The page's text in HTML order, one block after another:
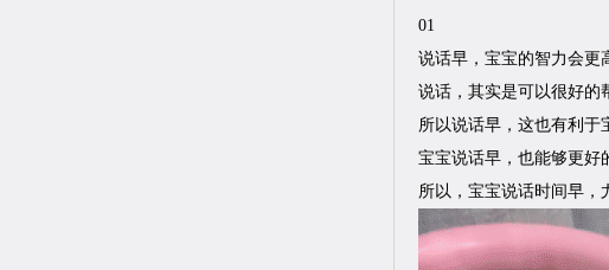
01
说话早，宝宝的智力会更
说话，其实是可以很好的
所以说话早，这也有利于
宝宝说话早，也能够更好
所以，宝宝说话时间早，